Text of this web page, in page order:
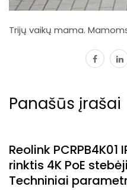
Trijų vaikų mama.
facebook
Panašūs įrašai
Reolink
rinktis 4K PoE
Techniniai